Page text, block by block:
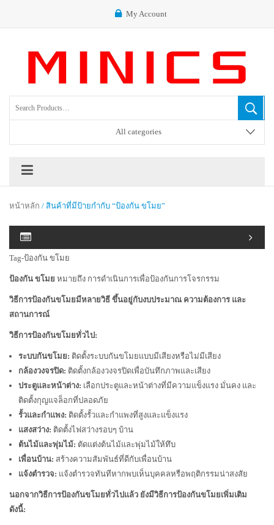
My Account
All categories
หน้าหลัก / สินค้าที่มีป้ายกำกับ “ป้องกัน ขโมย”
Tag-ป้องกัน ขโมย
ป้องกัน ขโมย หมายถึง การดำเนินการเพื่อป้องกันการโจรกรรม
วิธีการป้องกันขโมยมีหลายวิธี ขึ้นอยู่กับงบประมาณ ความต้องการ และ
สถานการณ์
วิธีการป้องกันขโมยทั่วไป:
ระบบกันขโมย: ติดตั้งระบบกันขโมยแบบมีเสียงหรือไม่มีเสียง
กล้องวงจรปิด: ติดตั้งกล้องวงจรปิดเพื่อบันทึกภาพและเสียง
ประตูและหน้าต่าง: เลือกประตูและหน้าต่างที่มีความแข็งแรง มั่นคง และ
ติดตั้งกุญแจล็อกที่ปลอดภัย
รั้วและกำแพง: ติดตั้งรั้วและกำแพงที่สูงและแข็งแรง
แสงสว่าง: ติดตั้งไฟสว่างรอบๆ บ้าน
ต้นไม้และพุ่มไม้: ตัดแต่งต้นไม้และพุ่มไม้ให้ทึบ
เพื่อนบ้าน: สร้างความสัมพันธ์ที่ดีกับเพื่อนบ้าน
แจ้งตำรวจ: แจ้งตำรวจทันทีหากพบเห็นบุคคลหรือพฤติกรรมน่าสงสัย
นอกจากวิธีการป้องกันขโมยทั่วไปแล้ว ยังมีวิธีการป้องกันขโมยเพิ่มเติม
ดังนี้: